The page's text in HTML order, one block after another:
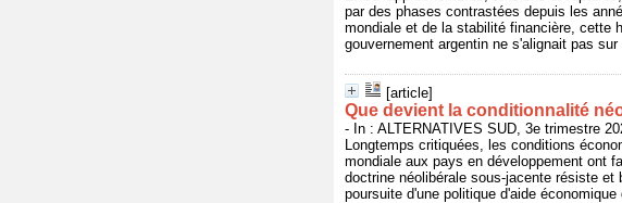
par des phases contrastées depuis les
mondiale et de la stabilité financière, cette
gouvernement argentin ne s'alignait pas
[article]
Que devient la conditionnalité
- In : ALTERNATIVES SUD, 3e trimestre
Longtemps critiquées, les conditions
mondiale aux pays en développement ont
doctrine néolibérale sous-jacente résiste et
poursuite d'une politique d'aide